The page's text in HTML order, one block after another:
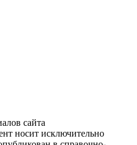
сайта
носит исключительно